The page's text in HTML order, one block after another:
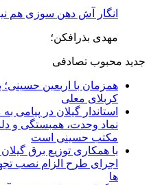
انگار آش دهن سوزی هم
مهدی بذرافکن؛
جدید محبوب تصادفی
همزمان با اربعین حسینی؛
کربلای معلی
استاندار گیلان در پیامی
نماد وحدت، همبستگی و
مکتب حسینی است
با همکاری توزیع برق
اجرای طرح الزام نصب
ها